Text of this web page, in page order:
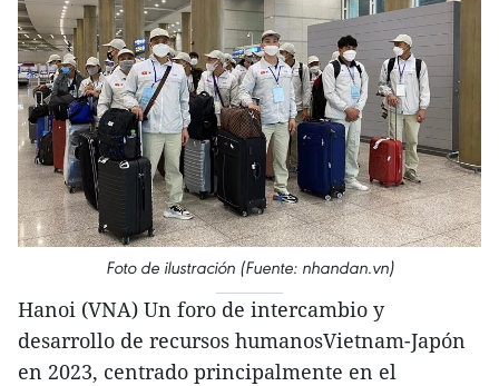
Foto de ilustración (Fuente: nhandan.vn)
Hanoi (VNA) Un foro de intercambio y
desarrollo de recursos humanosVietnam-Japón
en 2023, centrado principalmente en el